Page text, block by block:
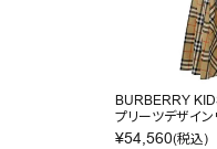
BURBERRY
プリーツデザイン
¥54,560(税込)